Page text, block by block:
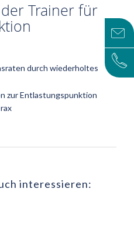
Trainer für
durch wiederholtes
zur Entlastungspunktion
interessieren: